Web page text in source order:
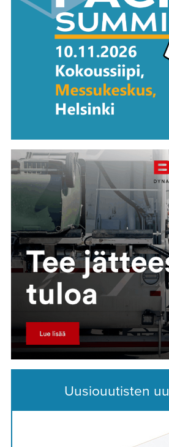
Uusiouutisten